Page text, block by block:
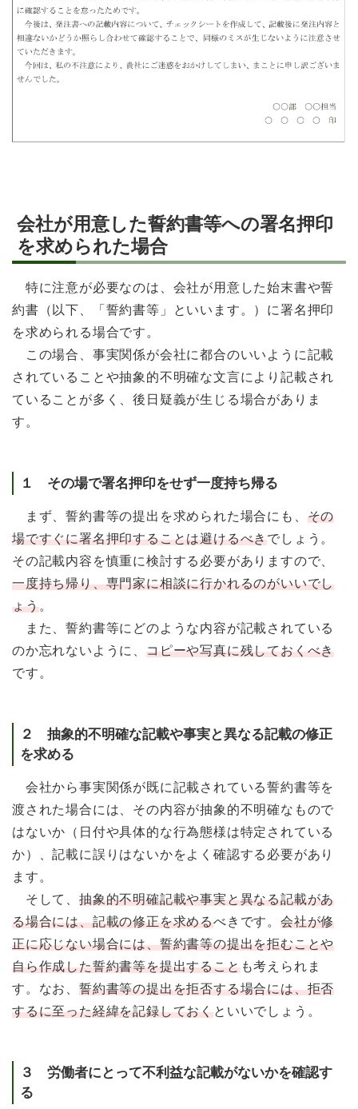
会社が用意した誓約書等への署名押印
を求められた場合
特に注意が必要なのは、会社が用意した始末書や誓
約書（以下、「誓約書等」といいます。）に署名押印
を求められる場合です。
この場合、事実関係が会社に都合のいいように記載
されていることや抽象的不明確な文言により記載され
ていることが多く、後日疑義が生じる場合がありま
す。
１ その場で署名押印をせず一度持ち帰る
まず、誓約書等の提出を求められた場合にも、 その
場ですぐに署名押印することは避けるべきでしょう。
その記載内容を慎重に検討する必要がありますので、
一度持ち帰り、専門家に相談に行かれるのがいいでし
ょう。
また、誓約書等にどのような内容が記載されている
のか忘れないように、 コピーや写真に残しておくべき
です。
２ 抽象的不明確な記載や事実と異なる記載の修正
を求める
会社から事実関係が既に記載されている誓約書等を
渡された場合には、その内容が抽象的不明確なもので
はないか（日付や具体的な行為態様は特定されている
か）、記載に誤りはないかをよく確認する必要があり
ます。
そして、抽象的不明確記載や事実と異なる記載があ
る場合には、記載の修正を求めるべきです。 会社が修
正に応じない場合には、誓約書等の提出を拒むことや
自ら作成した誓約書等を提出することも考えられま
す。なお、 誓約書等の提出を拒否する場合には、拒否
するに至った経緯を記録しておくといいでしょう。
３ 労働者にとって不利益な記載がないかを確認す
る